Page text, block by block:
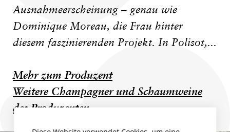
Ausnahmeerscheinung – genau wie
Dominique Moreau, die Frau hinter
diesem faszinierenden Projekt. In Polisot,...
Mehr zum Produzent
Weitere Champagner und Schaumweine
des Produzenten